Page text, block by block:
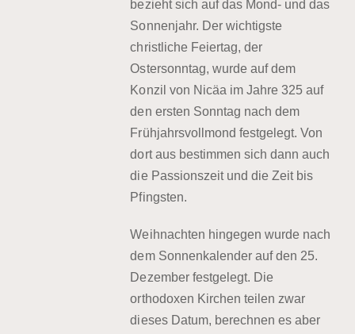
bezieht sich auf das Mond- und das
Sonnenjahr. Der wichtigste
christliche Feiertag, der
Ostersonntag, wurde auf dem
Konzil von Nicäa im Jahre 325 auf
den ersten Sonntag nach dem
Frühjahrsvollmond festgelegt. Von
dort aus bestimmen sich dann auch
die Passionszeit und die Zeit bis
Pfingsten.
Weihnachten hingegen wurde nach
dem Sonnenkalender auf den 25.
Dezemberfestgelegt. Die
orthodoxen Kirchen teilen zwar
dieses Datum, berechnen es aber